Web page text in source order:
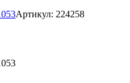
Артикул: 224258